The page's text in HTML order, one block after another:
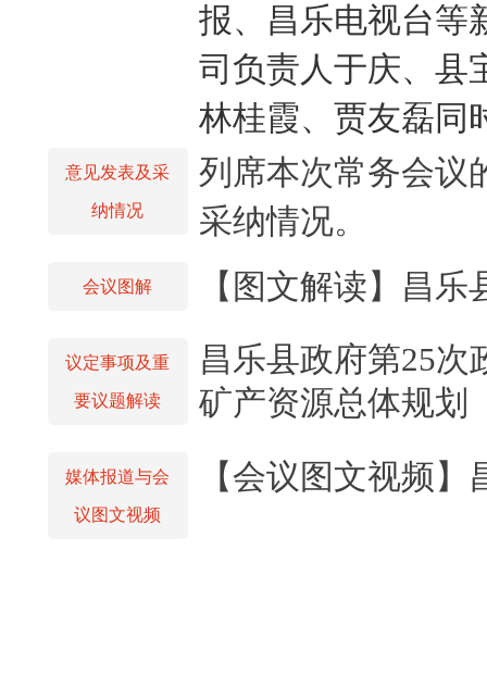
报、昌乐电视台等
司负责人于庆、县
林桂霞、贾友磊同
意见发表及采
纳情况
列席本次常务会议
采纳情况。
会议图解 【图文解读】昌
议定事项及重
要议题解读
昌乐县政府第25次
矿产资源总体规划
媒体报道与会
议图文视频
【会议图文视频